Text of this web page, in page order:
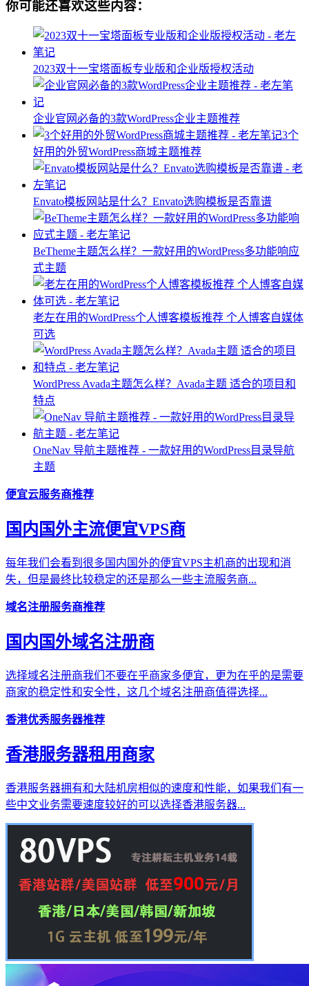
你可能还喜欢这些内容：
2023双十一宝塔面板专业版和企业版授权活动
企业官网必备的3款WordPress企业主题推荐
3个
好用的外贸WordPress商城主题推荐
Envato模板网站是什么？Envato选购模板是否靠谱
BeTheme主题怎么样？一款好用的WordPress多功能响应
式主题
老左在用的WordPress个人博客模板推荐 个人博客自媒体
可选
WordPress Avada主题怎么样？Avada主题 适合的项目和
特点
OneNav 导航主题推荐 - 一款好用的WordPress目录导航
主题
便宜云服务商推荐
国内国外主流便宜VPS商
每年我们会看到很多国内国外的便宜VPS主机商的出现和消
失，但是最终比较稳定的还是那么一些主流服务商...
域名注册服务商推荐
国内国外域名注册商
选择域名注册商我们不要在乎商家多便宜，更为在乎的是需要
商家的稳定性和安全性，这几个域名注册商值得选择...
香港优秀服务器推荐
香港服务器租用商家
香港服务器拥有和大陆机房相似的速度和性能，如果我们有一
些中文业务需要速度较好的可以选择香港服务器...